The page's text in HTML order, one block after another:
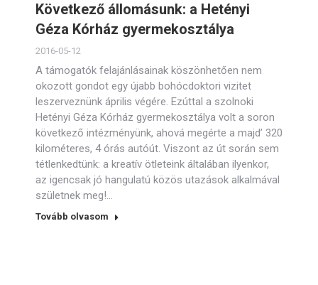
Következő állomásunk: a Hetényi
Géza Kórház gyermekosztálya
2016-05-12
A támogatók felajánlásainak köszönhetően nem
okozott gondot egy újabb bohócdoktori vizitet
leszerveznünk április végére. Ezúttal a szolnoki
Hetényi Géza Kórház gyermekosztálya volt a soron
következő intézményünk, ahová megérte a majd’ 320
kilométeres, 4 órás autóút. Viszont az út során sem
tétlenkedtünk: a kreatív ötleteink általában ilyenkor,
az igencsak jó hangulatú közös utazások alkalmával
születnek meg!…
Tovább olvasom